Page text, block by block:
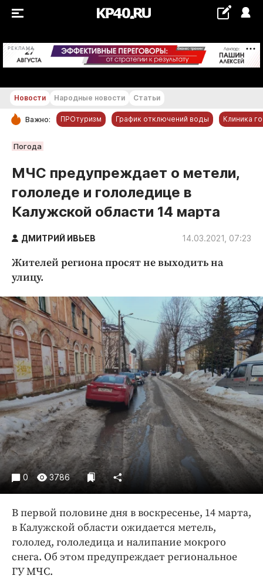
РЕКЛАМА +14...+15 °С
РУБРИКИ
Обнинск
Новости компаний
Статьи
Народные новости
Авто и транспорт
Криминал
Недвижимость и ЖКХ
Образование
Общество
Погода
Праздники
Происшествия
Спорт
Экономика и бизнес
ПРОЕКТЫ
Блоги
Издания
Медиаперсона
Интересное чтиво
Клиника года
Бренд года
Новости Народные новости Статьи
Важно: ПРОтуризм График отключений воды Клиника
Погода
МЧС предупреждает о метели,
гололеде и гололедице в
Калужской области 14 марта
ДМИТРИЙ ИВЬЕВ 14.03.2021, 07:23
Жителей региона просят не выходить на
улицу.
0 3786
В первой половине дня в воскресенье, 14 марта,
в Калужской области ожидается метель,
гололед, гололедица и налипание мокрого
снега. Об этом предупреждает региональное
ГУ МЧС.